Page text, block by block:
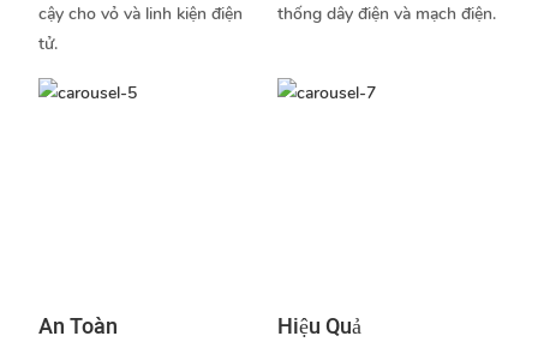
cậy cho vỏ và linh kiện điện
tử.
thống dây điện và mạch điện.
An Toàn Hiệu Quả